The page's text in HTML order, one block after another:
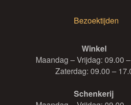
Bezoektijden
Winkel
Maandag – Vrijdag: 09.00
Zaterdag: 09.00 –
Schenkerij